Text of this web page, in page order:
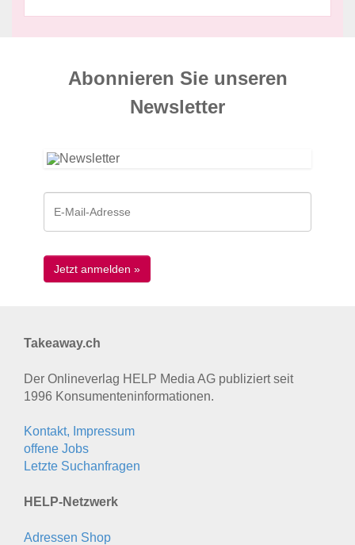
Abonnieren Sie unseren
News­letter
Takeaway.ch
Der Onlineverlag HELP Media AG publiziert seit
1996 Konsumenten­informationen.
Kontakt, Impressum
offene Jobs
Letzte Suchanfragen
HELP-Netzwerk
Adressen Shop